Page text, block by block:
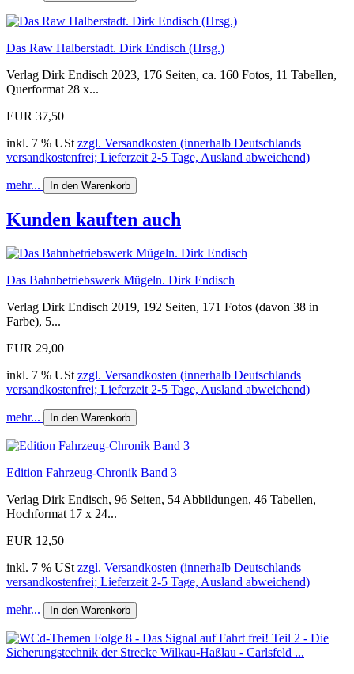
Das Raw Halberstadt. Dirk Endisch (Hrsg.)
Verlag Dirk Endisch 2023, 176 Seiten, ca. 160 Fotos, 11 Tabellen,
Querformat 28 x...
EUR 37,50
inkl. 7 % USt zzgl. Versandkosten (innerhalb Deutschlands
versandkostenfrei; Lieferzeit 2-5 Tage, Ausland abweichend)
mehr... In den Warenkorb
Kunden kauften auch
Das Bahnbetriebswerk Mügeln. Dirk Endisch
Verlag Dirk Endisch 2019, 192 Seiten, 171 Fotos (davon 38 in
Farbe), 5...
EUR 29,00
inkl. 7 % USt zzgl. Versandkosten (innerhalb Deutschlands
versandkostenfrei; Lieferzeit 2-5 Tage, Ausland abweichend)
mehr... In den Warenkorb
Edition Fahrzeug-Chronik Band 3
Verlag Dirk Endisch, 96 Seiten, 54 Abbildungen, 46 Tabellen,
Hochformat 17 x 24...
EUR 12,50
inkl. 7 % USt zzgl. Versandkosten (innerhalb Deutschlands
versandkostenfrei; Lieferzeit 2-5 Tage, Ausland abweichend)
mehr... In den Warenkorb